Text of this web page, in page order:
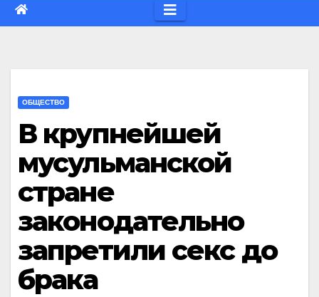
ОБЩЕСТВО
В крупнейшей
мусульманской
стране
законодательно
запретили секс до
брака